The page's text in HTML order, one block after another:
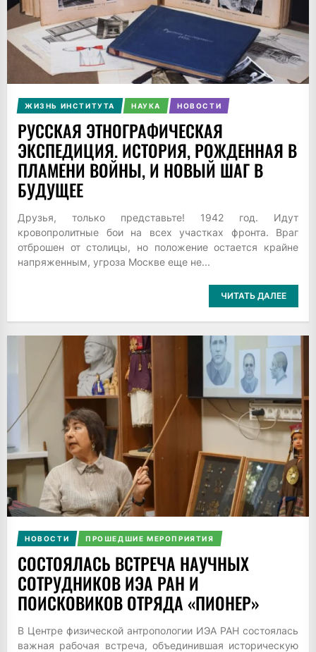
ЖИЗНЬ ИНСТИТУТА НАУКА НОВОСТИ
РУССКАЯ ЭТНОГРАФИЧЕСКАЯ
ЭКСПЕДИЦИЯ. ИСТОРИЯ, РОЖДЕННАЯ В
ПЛАМЕНИ ВОЙНЫ, И НОВЫЙ ШАГ В
БУДУЩЕЕ
Друзья, только представьте! 1942 год. Идут
кровопролитные бои на всех участках фронта. Враг
отброшен от столицы, но положение остается крайне
напряженным, угроза Москве еще не...
ЧИТАТЬ ДАЛЕЕ
НОВОСТИ ПРОШЕДШИЕ МЕРОПРИЯТИЯ
СОСТОЯЛАСЬ ВСТРЕЧА НАУЧНЫХ
СОТРУДНИКОВ ИЭА РАН И
ПОИСКОВИКОВ ОТРЯДА «ПИОНЕР»
В Центре физической антропологии ИЭА РАН состоялась
важная рабочая встреча, объединившая историческую